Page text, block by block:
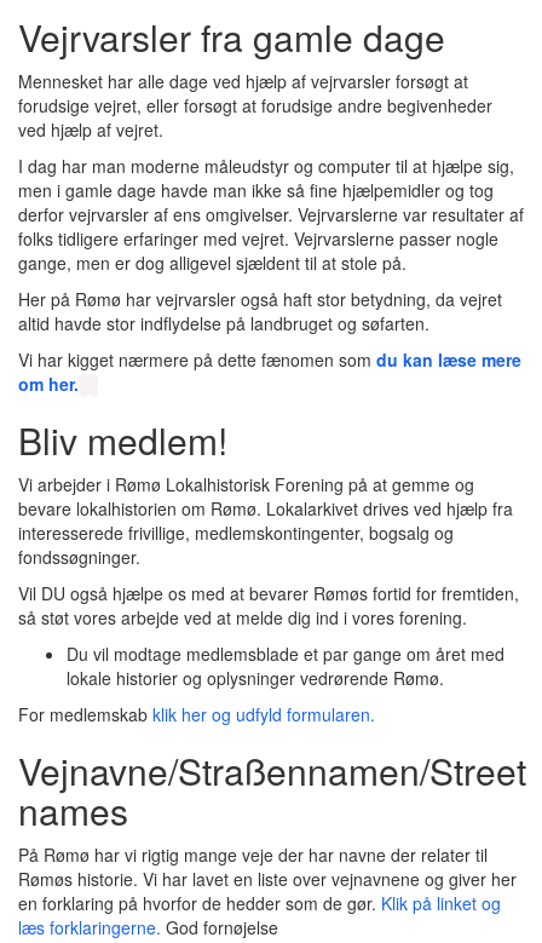
Vejrvarsler fra gamle dage
Mennesket har alle dage ved hjælp af vejrvarsler forsøgt at
forudsige vejret, eller forsøgt at forudsige andre begivenheder
ved hjælp af vejret.
I dag har man moderne måleudstyr og computer til at hjælpe sig,
men i gamle dage havde man ikke så fine hjælpemidler og tog
derfor vejrvarsler af ens omgivelser. Vejrvarslerne var resultater af
folks tidligere erfaringer med vejret. Vejrvarslerne passer nogle
gange, men er dog alligevel sjældent til at stole på.
Her på Rømø har vejrvarsler også haft stor betydning, da vejret
altid havde stor indflydelse på landbruget og søfarten.
Vi har kigget nærmere på dette fænomen som du kan læse mere
om her.
Bliv medlem!
Vi arbejder i Rømø Lokalhistorisk Forening på at gemme og
bevare lokalhistorien om Rømø. Lokalarkivet drives ved hjælp fra
interesserede frivillige, medlemskontingenter, bogsalg og
fondssøgninger.
Vil DU også hjælpe os med at bevarer Rømøs fortid for fremtiden,
så støt vores arbejde ved at melde dig ind i vores forening.
Du vil modtage medlemsblade et par gange om året med
lokale historier og oplysninger vedrørende Rømø.
For medlemskab klik her og udfyld formularen.
Vejnavne/Straßennamen/Street
names
På Rømø har vi rigtig mange veje der har navne der relater til
Rømøs historie. Vi har lavet en liste over vejnavnene og giver her
en forklaring på hvorfor de hedder som de gør. Klik på linket og
læs forklaringerne. God fornøjelse